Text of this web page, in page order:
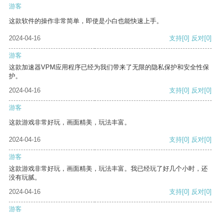
游客
这款软件的操作非常简单，即使是小白也能快速上手。
2024-04-16 支持[0] 反对[0]
游客
这款加速器VPM应用程序已经为我们带来了无限的隐私保护和安全性保
护。
2024-04-16
支持[0] 反对[0]
游客
这款游戏非常好玩，画面精美，玩法丰富。
2024-04-16 支持[0] 反对[0]
游客
这款游戏非常好玩，画面精美，玩法丰富。我已经玩了好几个小时，还
没有玩腻。
2024-04-16
支持[0] 反对[0]
游客